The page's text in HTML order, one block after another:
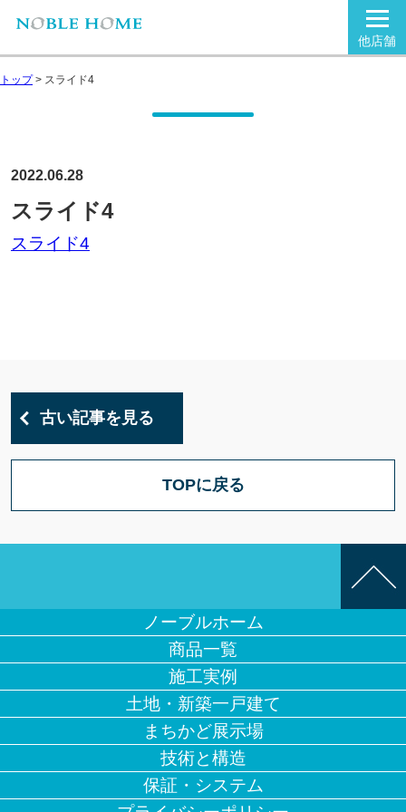
他店舗
トップ> スライド4
2022.06.28
スライド4
スライド4
古い記事を見る
TOPに戻る
ノーブルホーム
商品一覧
施工実例
土地・新築一戸建て
まちかど展示場
技術と構造
保証・システム